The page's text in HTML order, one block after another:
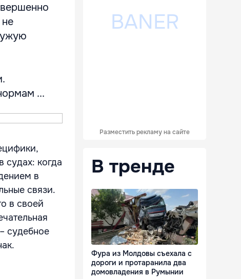
...
судах: когда
в
связи.
в своей
судебное
Разместить рекламу на сайте
В тренде
Фура из Молдовы съехала с
дороги и протаранила два
домовладения в Румынии